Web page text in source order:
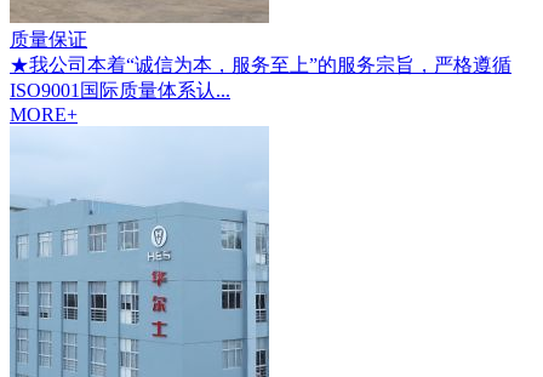
质量保证
★我公司本着“诚信为本，服务至上”的服务宗旨，严格遵循
ISO9001国际质量体系认...
MORE+